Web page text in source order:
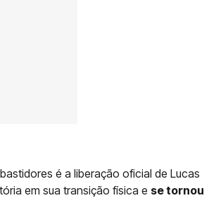
é a liberação oficial de Lucas
em sua transição física e se tornou